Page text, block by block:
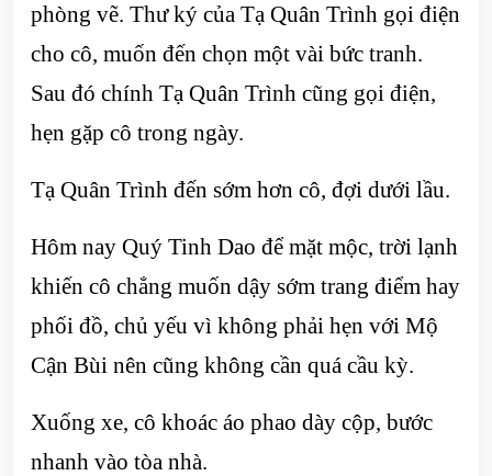
phòng vẽ. Thư ký của Tạ Quân Trình gọi điện
cho cô, muốn đến chọn một vài bức tranh.
Sau đó chính Tạ Quân Trình cũng gọi điện,
hẹn gặp cô trong ngày.
Tạ Quân Trình đến sớm hơn cô, đợi dưới lầu.
Hôm nay Quý Tinh Dao để mặt mộc, trời lạnh
khiến cô chẳng muốn dậy sớm trang điểm hay
phối đồ, chủ yếu vì không phải hẹn với Mộ
Cận Bùi nên cũng không cần quá cầu kỳ.
Xuống xe, cô khoác áo phao dày cộp, bước
nhanh vào tòa nhà.